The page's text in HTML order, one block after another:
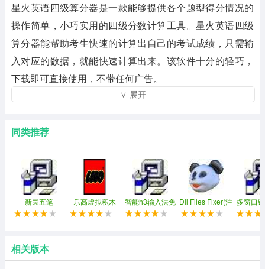
星火英语四级算分器是一款能够提供各个题型得分情况的
操作简单，小巧实用的四级分数计算工具。星火英语四级
算分器能帮助考生快速的计算出自己的考试成绩，只需输
入对应的数据，就能快速计算出来。该软件十分的轻巧，
下载即可直接使用，不带任何广告。
∨ 展开
同类推荐
新民五笔
乐高虚拟积木
(ldd)
智能h3输入法免
费修改版
Dll Files Fixer(注
册表修复工具)
多窗口
同步控
相关版本